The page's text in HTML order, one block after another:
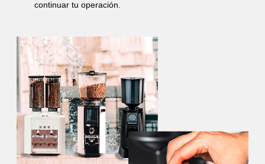
continuar tu operación.